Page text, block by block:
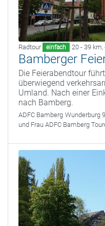
Radtour einfach 20 - 39 km,
Bamberger
Die Feierabendtour
überwiegend
Umland. Nach einer
nach Bamberg.
ADFC Bamberg Wunderburg
und Frau ADFC Bamberg